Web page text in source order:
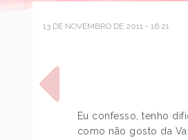
13 DE NOVEMBRO DE 2011 - 16:21
Eu confesso, tenho
como não gosto da